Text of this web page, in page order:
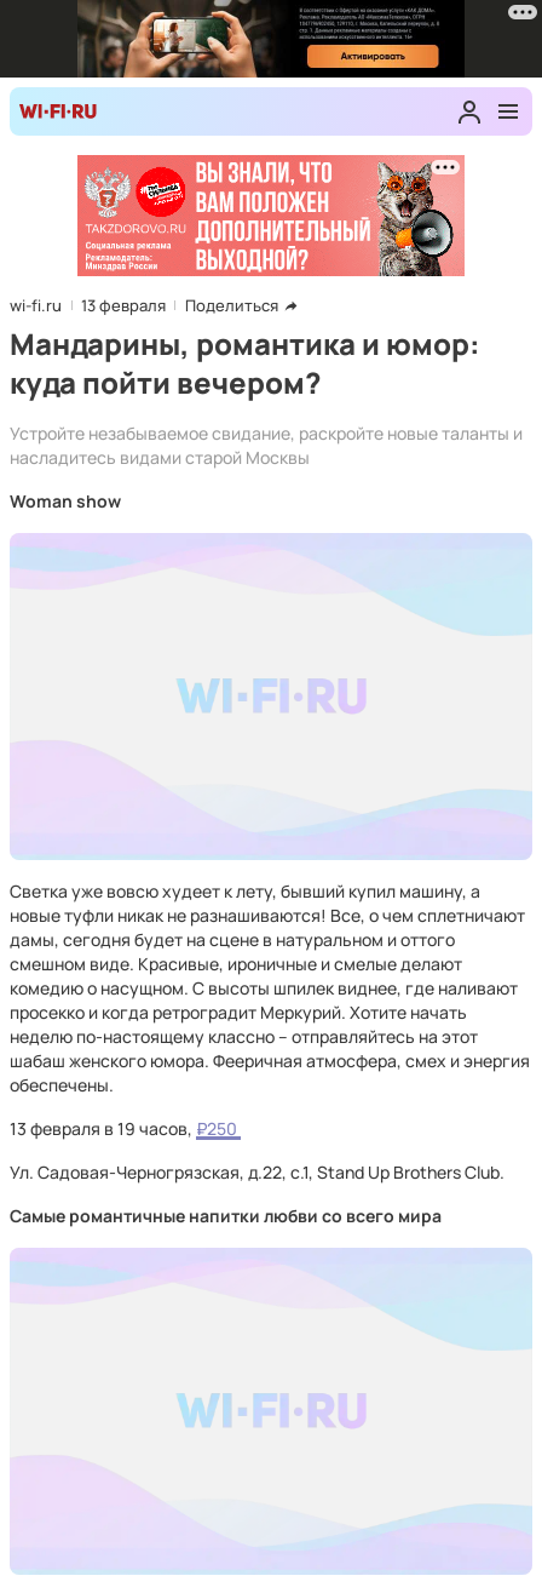
wi-fi.ru 13 февраля Поделиться
Мандарины, романтика и юмор:
куда пойти вечером?
Устройте незабываемое свидание, раскройте новые таланты и
насладитесь видами старой Москвы
Woman show
Светка уже вовсю худеет к лету, бывший купил машину, а
новые туфли никак не разнашиваются! Все, о чем сплетничают
дамы, сегодня будет на сцене в натуральном и оттого
смешном виде. Красивые, ироничные и смелые делают
комедию о насущном. С высоты шпилек виднее, где наливают
просекко и когда ретроградит Меркурий. Хотите начать
неделю по-настоящему классно – отправляйтесь на этот
шабаш женского юмора. Фееричная атмосфера, смех и энергия
обеспечены.
13 февраля в 19 часов, ₽250
Ул. Садовая-Черногрязская, д.22, с.1, Stand Up Brothers Club.
Самые романтичные напитки любви со всего мира